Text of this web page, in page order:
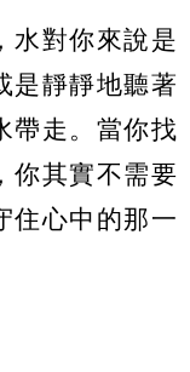
水對你來說是
是靜靜地聽著
帶走。當你找
你其實不需要
住心中的那一